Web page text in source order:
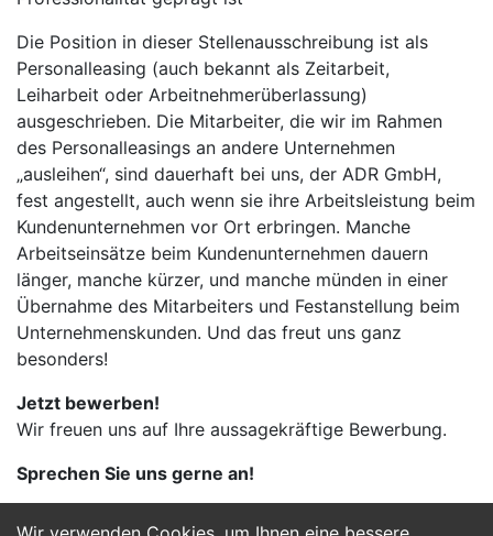
Die Position in dieser Stellenausschreibung ist als
Personalleasing (auch bekannt als Zeitarbeit,
Leiharbeit oder Arbeitnehmerüberlassung)
ausgeschrieben. Die Mitarbeiter, die wir im Rahmen
des Personalleasings an andere Unternehmen
„ausleihen“, sind dauerhaft bei uns, der ADR GmbH,
fest angestellt, auch wenn sie ihre Arbeitsleistung beim
Kundenunternehmen vor Ort erbringen. Manche
Arbeitseinsätze beim Kundenunternehmen dauern
länger, manche kürzer, und manche münden in einer
Übernahme des Mitarbeiters und Festanstellung beim
Unternehmenskunden. Und das freut uns ganz
besonders!
Jetzt bewerben!
Wir freuen uns auf Ihre aussagekräftige Bewerbung.
Sprechen Sie uns gerne an!